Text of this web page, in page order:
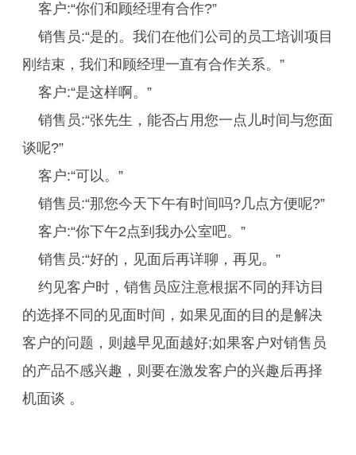
客户:“你们和顾经理有合作?”
销售员:“是的。我们在他们公司的员工培训项目
刚结束，我们和顾经理一直有合作关系。”
客户:“是这样啊。”
销售员:“张先生，能否占用您一点儿时间与您面
谈呢?”
客户:“可以。”
销售员:“那您今天下午有时间吗?几点方便呢?”
客户:“你下午2点到我办公室吧。”
销售员:“好的，见面后再详聊，再见。”
约见客户时，销售员应注意根据不同的拜访目
的选择不同的见面时间，如果见面的目的是解决
客户的问题，则越早见面越好;如果客户对销售员
的产品不感兴趣，则要在激发客户的兴趣后再择
机面谈 。